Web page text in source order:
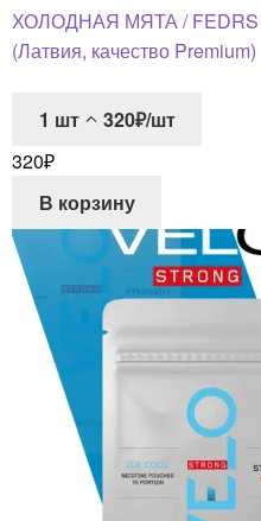
ХОЛОДНАЯ МЯТА / FEDRS
(Латвия, качество Premium)
1 шт
320₽/шт
320₽
В корзину